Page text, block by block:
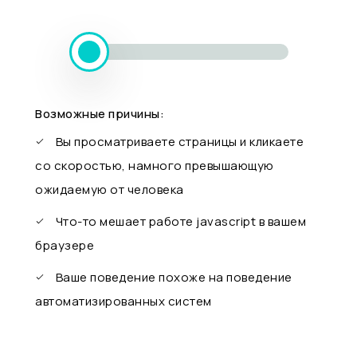
Возможные причины:
Вы просматриваете страницы и кликаете
со скоростью, намного превышающую
ожидаемую от человека
Что-то мешает работе javascript в вашем
браузере
Ваше поведение похоже на поведение
автоматизированных систем